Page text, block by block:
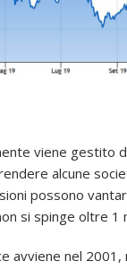
viene gestito
alcune
possono
si spinge oltre 1
avviene nel 2001,